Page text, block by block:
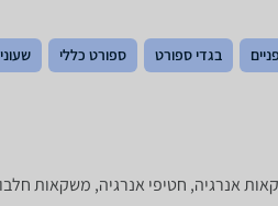
בגדי ספורט ספורט כללי
אנרגיה, חטיפי אנרגיה, משקאות